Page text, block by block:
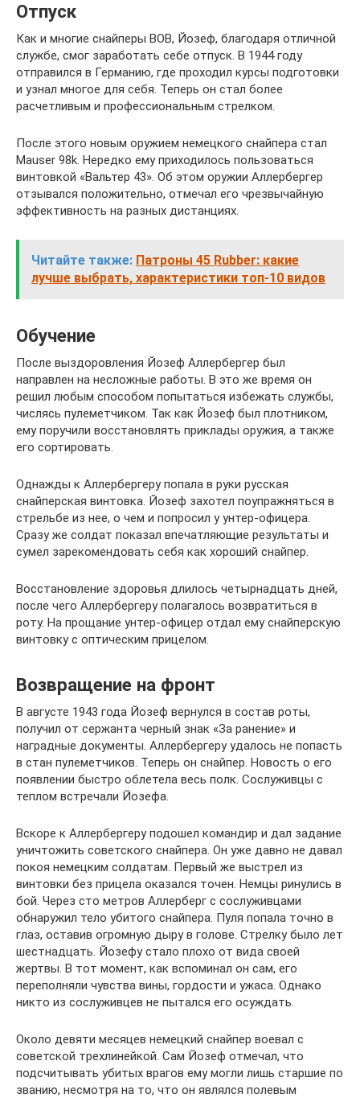
Отпуск
Как и многие снайперы ВОВ, Йозеф, благодаря отличной
службе, смог заработать себе отпуск. В 1944 году
отправился в Германию, где проходил курсы подготовки
и узнал многое для себя. Теперь он стал более
расчетливым и профессиональным стрелком.
После этого новым оружием немецкого снайпера стал
Mauser 98k. Нередко ему приходилось пользоваться
винтовкой «Вальтер 43». Об этом оружии Аллербергер
отзывался положительно, отмечал его чрезвычайную
эффективность на разных дистанциях.
Читайте также: Патроны 45 Rubber: какие
лучше выбрать, характеристики топ-10 видов
Обучение
После выздоровления Йозеф Аллербергер был
направлен на несложные работы. В это же время он
решил любым способом попытаться избежать службы,
числясь пулеметчиком. Так как Йозеф был плотником,
ему поручили восстановлять приклады оружия, а также
его сортировать.
Однажды к Аллербергеру попала в руки русская
снайперская винтовка. Йозеф захотел поупражняться в
стрельбе из нее, о чем и попросил у унтер-офицера.
Сразу же солдат показал впечатляющие результаты и
сумел зарекомендовать себя как хороший снайпер.
Восстановление здоровья длилось четырнадцать дней,
после чего Аллербергеру полагалось возвратиться в
роту. На прощание унтер-офицер отдал ему снайперскую
винтовку с оптическим прицелом.
Возвращение на фронт
В августе 1943 года Йозеф вернулся в состав роты,
получил от сержанта черный знак «За ранение» и
наградные документы. Аллербергеру удалось не попасть
в стан пулеметчиков. Теперь он снайпер. Новость о его
появлении быстро облетела весь полк. Сослуживцы с
теплом встречали Йозефа.
Вскоре к Аллербергеру подошел командир и дал задание
уничтожить советского снайпера. Он уже давно не давал
покоя немецким солдатам. Первый же выстрел из
винтовки без прицела оказался точен. Немцы ринулись в
бой. Через сто метров Аллерберг с сослуживцами
обнаружил тело убитого снайпера. Пуля попала точно в
глаз, оставив огромную дыру в голове. Стрелку было лет
шестнадцать. Йозефу стало плохо от вида своей
жертвы. В тот момент, как вспоминал он сам, его
переполняли чувства вины, гордости и ужаса. Однако
никто из сослуживцев не пытался его осуждать.
Около девяти месяцев немецкий снайпер воевал с
советской трехлинейкой. Сам Йозеф отмечал, что
подсчитывать убитых врагов ему могли лишь старшие по
званию, несмотря на то, что он являлся полевым